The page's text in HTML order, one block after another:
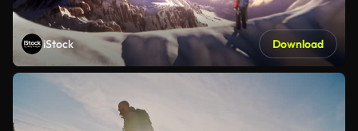
iStock Download